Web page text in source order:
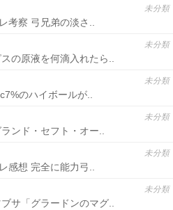
未分類
考察 弓兄弟の淡さ..
未分類
の原液を何滴入れたら..
未分類
のハイボールが..
未分類
ンド・セフト・オー..
未分類
感想 完全に能力弓..
未分類
サ「グラードンのマグ..